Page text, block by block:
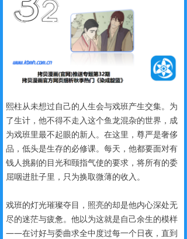
熙柱从未想过自己的人生会与戏班产生交集。为
了生计，他不得不走入这个鱼龙混杂的世界，成
为戏班里最不起眼的新人。在这里，尊严是奢侈
品，低头是生存的必修课。每天，他都要面对有
钱人挑剔的目光和颐指气使的要求，将所有的委
屈咽进肚子里，只为换取微薄的收入。
戏班的灯光璀璨夺目，照亮的却是他内心深处无
尽的迷茫与疲惫。他以为这就是自己余生的模样
——在讨好与委曲求全中度过每一个日夜，直到